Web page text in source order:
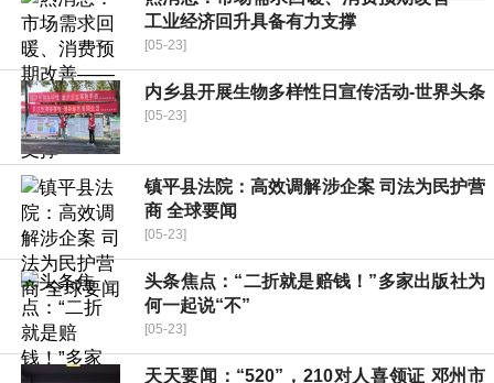
工业经济回升具备有力支撑
[05-23]
内乡县开展生物多样性日宣传活动-世界头条
[05-23]
镇平县法院：高效调解涉企案 司法为民护营
商 全球要闻
[05-23]
头条焦点：“二折就是赔钱！”多家出版社为
何一起说“不”
[05-23]
天天要闻：“520”，210对人喜领证 邓州市